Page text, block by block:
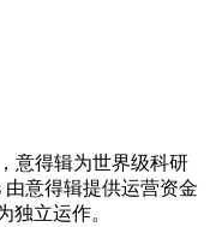
意得辑为世界级科研
由意得辑提供运营资金
独立运作。